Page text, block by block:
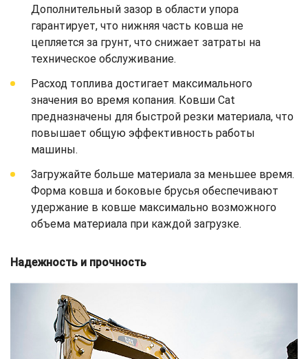
Дополнительный зазор в области упора
гарантирует, что нижняя часть ковша не
цепляется за грунт, что снижает затраты на
техническое обслуживание.
Расход топлива достигает максимального
значения во время копания. Ковши Cat
предназначены для быстрой резки материала, что
повышает общую эффективность работы
машины.
Загружайте больше материала за меньшее время.
Форма ковша и боковые брусья обеспечивают
удержание в ковше максимально возможного
объема материала при каждой загрузке.
Надежность и прочность